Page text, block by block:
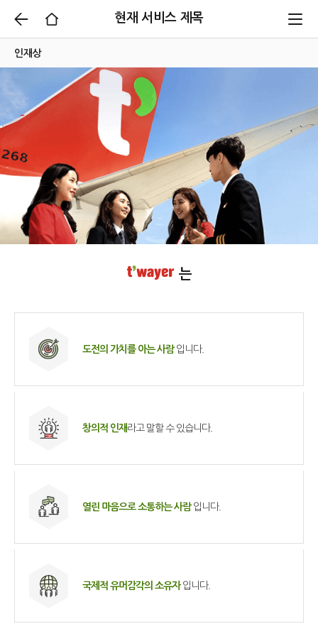
현재 서비스 제목
인재상
는
도전의 가치를 아는 사람입니다.
창의적 인재라고 말할 수 있습니다.
열린 마음으로 소통하는 사람입니다.
국제적 유머감각의 소유자입니다.